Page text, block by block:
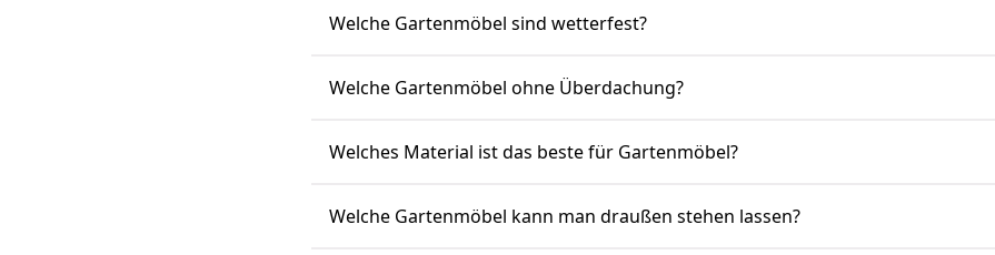
Welche Gartenmöbel sind wetterfest?
Welche Gartenmöbel ohne Überdachung?
Welches Material ist das beste für Gartenmöbel?
Welche Gartenmöbel kann man draußen stehen lassen?